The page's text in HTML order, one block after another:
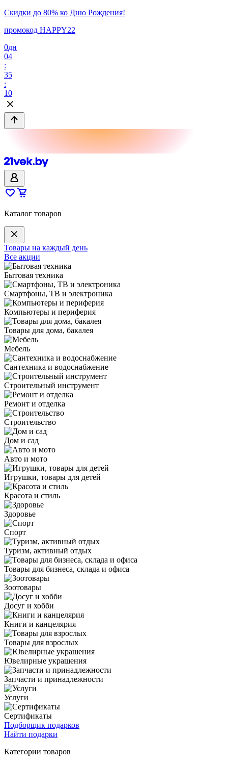
Скидки до 80% ко Дню Рождения!
промокод HAPPY22
0дн
04
:
35
:
10
Каталог товаров
Товары на каждый день
Все акции
Бытовая техника
Смартфоны, ТВ и электроника
Компьютеры и периферия
Товары для дома, бакалея
Мебель
Сантехника и водоснабжение
Строительный инструмент
Ремонт и отделка
Строительство
Дом и сад
Авто и мото
Игрушки, товары для детей
Красота и стиль
Здоровье
Спорт
Туризм, активный отдых
Товары для бизнеса, склада и офиса
Зоотовары
Досуг и хобби
Книги и канцелярия
Товары для взрослых
Ювелирные украшения
Запчасти и принадлежности
Услуги
Сертификаты
Подборщик подарков
Найти подарки
Категории товаров